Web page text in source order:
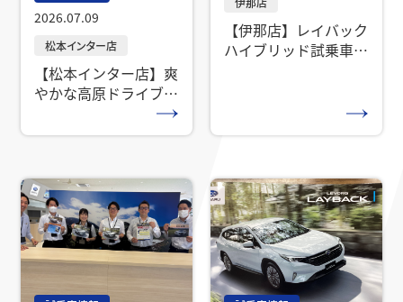
2026.07.09
【松本インター店】爽
やかな高原ドライブ
も、雪道も。レイバッ
ク S:HEV試乗車登場
【伊那店】レイバック
ハイブリッド試乗車来